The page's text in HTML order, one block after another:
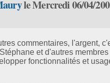
le Mercredi 06/04/
commentaires, l'argent,
et d'autres membres
fonctionnalités et